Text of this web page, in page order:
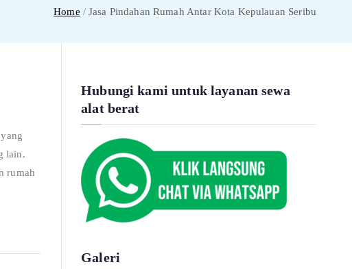
Home Jasa Pindahan Rumah Antar Kota Kepulauan Seribu
lain.
rumah
Hubungi kami untuk layanan sewa
alat berat
Galeri